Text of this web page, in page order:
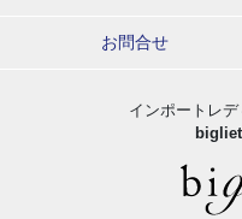
お問合せ
インポートレ